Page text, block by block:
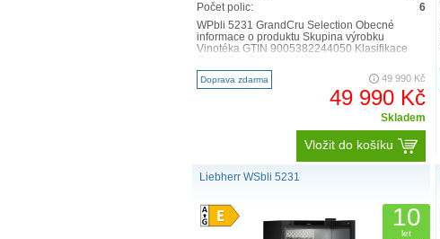
Počet polic:
6
WPbli 5231 GrandCru Selection Obecné
informace o produktu Skupina výrobku
Vinotéka GTIN 9005382244050 Klasifikace
Doprava zdarma 49 990 Kč
49 990 Kč
Skladem
Vložit do košíku
Liebherr WSbli 5231
10
let